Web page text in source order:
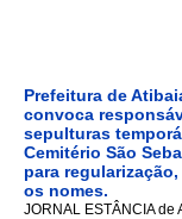
Prefeitura de
convoca
sepulturas
Cemitério São
para
os nomes.
JORNAL ESTÂNCIA de